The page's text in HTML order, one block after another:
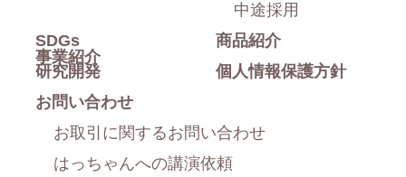
中途採用
事業紹介
商品紹介
研究開発
個人情報保護方針
SDGs
お問い合わせ
お取引に関するお問い合わせ
はっちゃんへの講演依頼